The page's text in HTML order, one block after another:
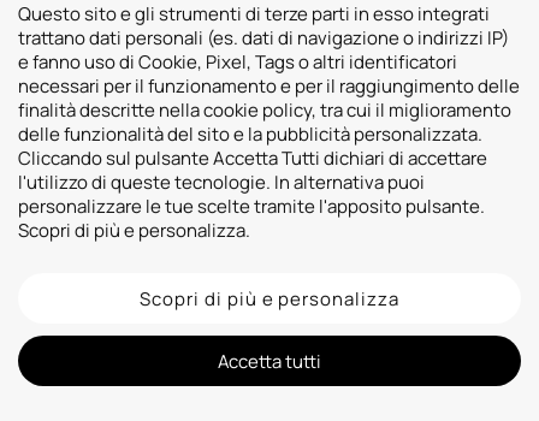
Sedi
Vicenza
Padova
Venezia
Risorse
Contatti
2026 © Autoshop Srl. Tutti i diritti riservati.Privacy Policy
Informativa sulla trasparenza assicurativa
Designed by:
Questo sito e gli strumenti di terze parti in esso integrati
trattano dati personali (es. dati di navigazione o indirizzi IP)
e fanno uso di Cookie, Pixel, Tags o altri identificatori
necessari per il funzionamento e per il raggiungimento delle
finalità descritte nella cookie policy, tra cui il miglioramento
delle funzionalità del sito e la pubblicità personalizzata.
Cliccando sul pulsante Accetta Tutti dichiari di accettare
l'utilizzo di queste tecnologie. In alternativa puoi
personalizzare le tue scelte tramite l'apposito pulsante.
Scopri di più e personalizza.
Scopri di più e personalizza
Accetta tutti